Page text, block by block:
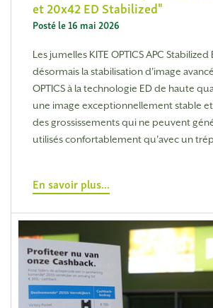
et 20x42 ED Stabilized
Posté le 16 mai 2026
Les jumelles KITE OPTICS APC
désormais la stabilisation d'image
OPTICS à la technologie ED de haute
une image exceptionnellement stable
des grossissements qui ne peuvent
utilisés confortablement qu'avec un
En savoir plus...